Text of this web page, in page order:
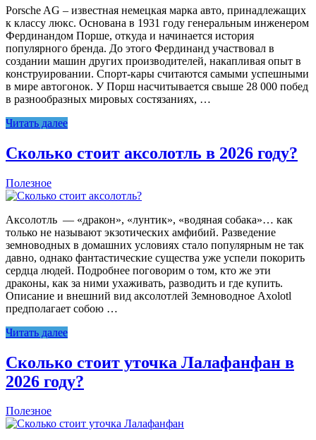
Porsche AG – известная немецкая марка авто, принадлежащих
к классу люкс. Основана в 1931 году генеральным инженером
Фердинандом Порше, откуда и начинается история
популярного бренда. До этого Фердинанд участвовал в
создании машин других производителей, накапливая опыт в
конструировании. Спорт-кары считаются самыми успешными
в мире автогонок. У Порш насчитывается свыше 28 000 побед
в разнообразных мировых состязаниях, …
Читать далее
Сколько стоит аксолотль в 2026 году?
Полезное
Аксолотль — «дракон», «лунтик», «водяная собака»… как
только не называют экзотических амфибий. Разведение
земноводных в домашних условиях стало популярным не так
давно, однако фантастические существа уже успели покорить
сердца людей. Подробнее поговорим о том, кто же эти
драконы, как за ними ухаживать, разводить и где купить.
Описание и внешний вид аксолотлей Земноводное Axolotl
предполагает собою …
Читать далее
Сколько стоит уточка Лалафанфан в
2026 году?
Полезное